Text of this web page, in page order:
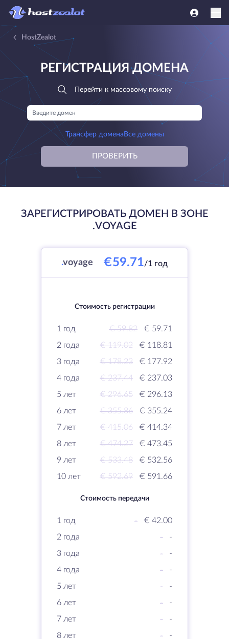
HostZealot
РЕГИСТРАЦИЯ ДОМЕНА
Перейти к массовому поиску
Трансфер домена Все домены
ПРОВЕРИТЬ
ЗАРЕГИСТРИРОВАТЬ ДОМЕН В ЗОНЕ
.VOYAGE
.voyage €59.71/1 год
Стоимость регистрации
1 год € 59.82
€ 59.71
2 года
€ 119.02
€ 118.81
3 года
€ 178.23
€ 177.92
4 года
€ 237.44
€ 237.03
5 лет
€ 296.65
€ 296.13
6 лет
€ 355.86
€ 355.24
7 лет
€ 415.06
€ 414.34
8 лет
€ 474.27
€ 473.45
9 лет
€ 533.48
€ 532.56
10 лет
€ 592.69 € 591.66
Стоимость передачи
1 год -
€ 42.00
2 года
-
-
3 года
-
-
4 года
-
-
5 лет
-
-
6 лет
-
-
7 лет
-
-
8 лет
-
-